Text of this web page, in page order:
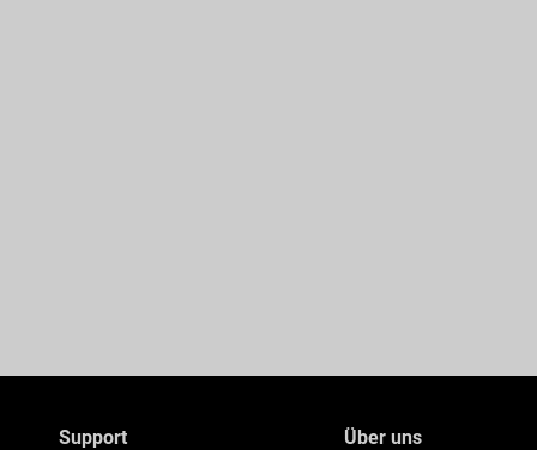
Support Über uns